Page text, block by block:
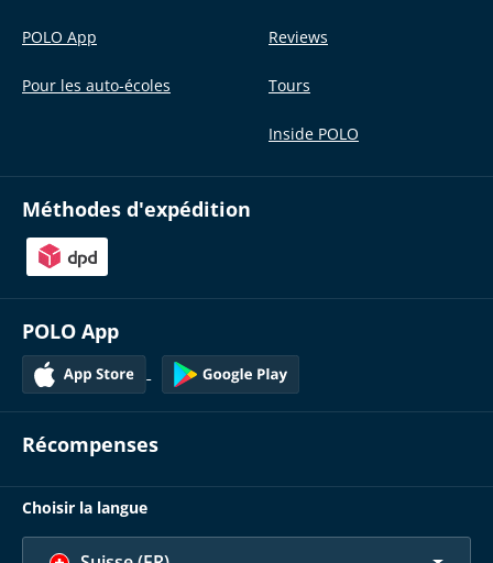
POLO App
Pour les auto-écoles
Reviews
Tours
Inside POLO
Méthodes d'expédition
POLO App
Récompenses
Choisir la langue